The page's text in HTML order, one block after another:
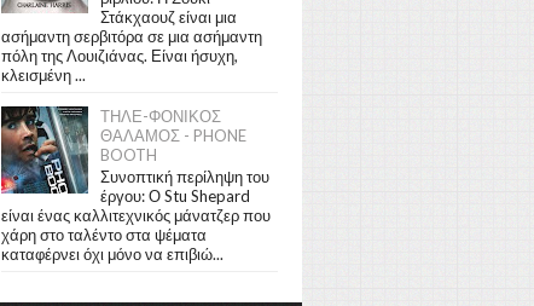
Στάκχαουζ είναι μια
ασήμαντη σερβιτόρα σε μια ασήμαντη
πόλη της Λουιζιάνας. Είναι ήσυχη,
κλεισμένη ...
ΤΗΛΕ-ΦΟΝΙΚΟΣ
ΘΑΛΑΜΟΣ - PHONE
BOOTH
Συνοπτική περίληψη του
έργου: Ο Stu Shepard
είναι ένας καλλιτεχνικός μάνατζερ που
χάρη στο ταλέντο στα ψέματα
καταφέρνει όχι μόνο να επιβιώ...